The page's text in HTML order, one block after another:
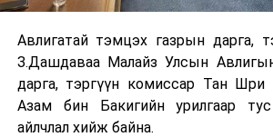
Авлигатай тэмцэх газрын дарга,
З.Дашдаваа Малайз Улсын
дарга, тэргүүн комиссар Тан
Азам бин Бакигийн урилгаар
айлчлал хийж байна.